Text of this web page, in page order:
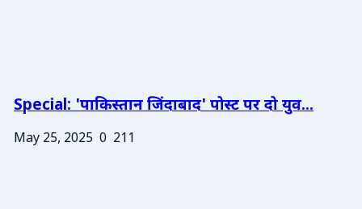
Special: 'पाकिस्तान जिंदाबाद' पोस्ट पर दो युव...
May 25, 2025 0 211